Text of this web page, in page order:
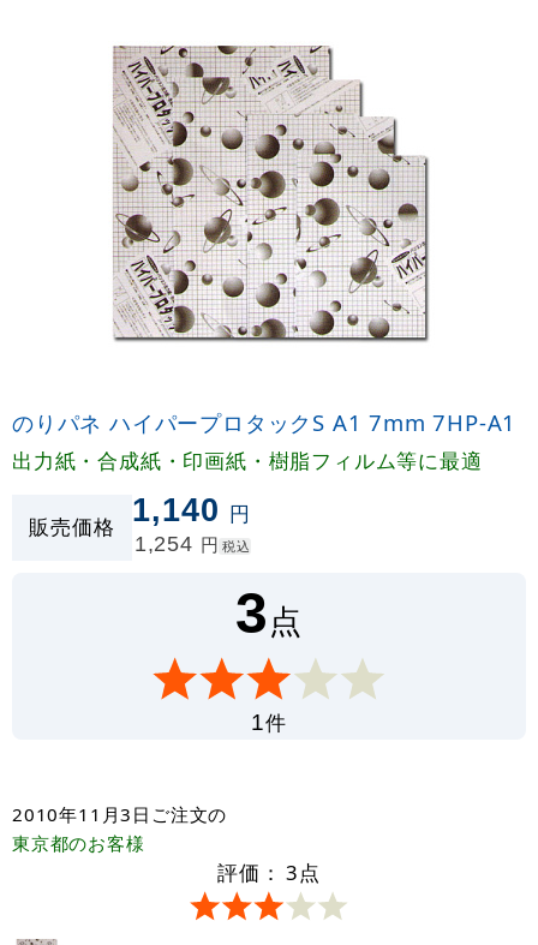
のりパネ ハイパープロタックS A1 7mm 7HP-A1
出力紙・合成紙・印画紙・樹脂フィルム等に最適
販売価格 1,140 円
1,254 円 税込
3点
1件
2010年11月3日 ご注文の
東京都のお客様
評価： 3点